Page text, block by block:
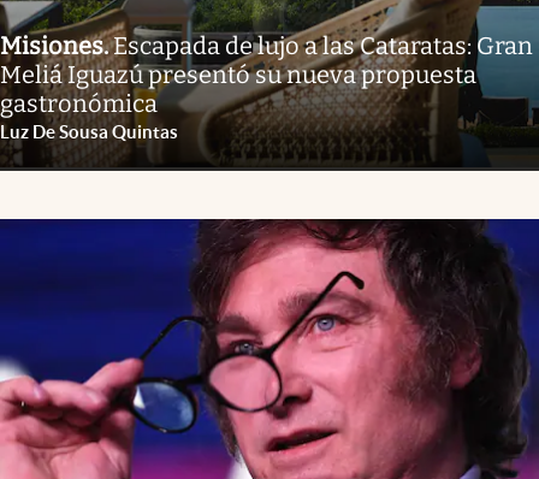
Misiones.Escapada de lujo a las Cataratas: Gran
Meliá Iguazú presentó su nueva propuesta
gastronómica
Luz De Sousa Quintas